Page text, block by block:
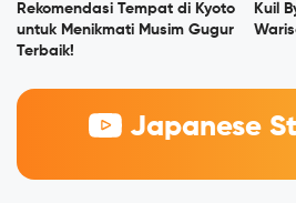
Rekomendasi Tempat di Kyoto
untuk Menikmati Musim Gugur
Terbaik!
Kuil
Japanese